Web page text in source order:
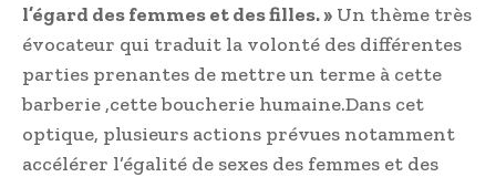
l’égard des femmes et des filles. » Un thème très
évocateur qui traduit la volonté des différentes
parties prenantes de mettre un terme à cette
barberie ,cette boucherie humaine.Dans cet
optique, plusieurs actions prévues notamment
accélérer l’égalité de sexes des femmes et des